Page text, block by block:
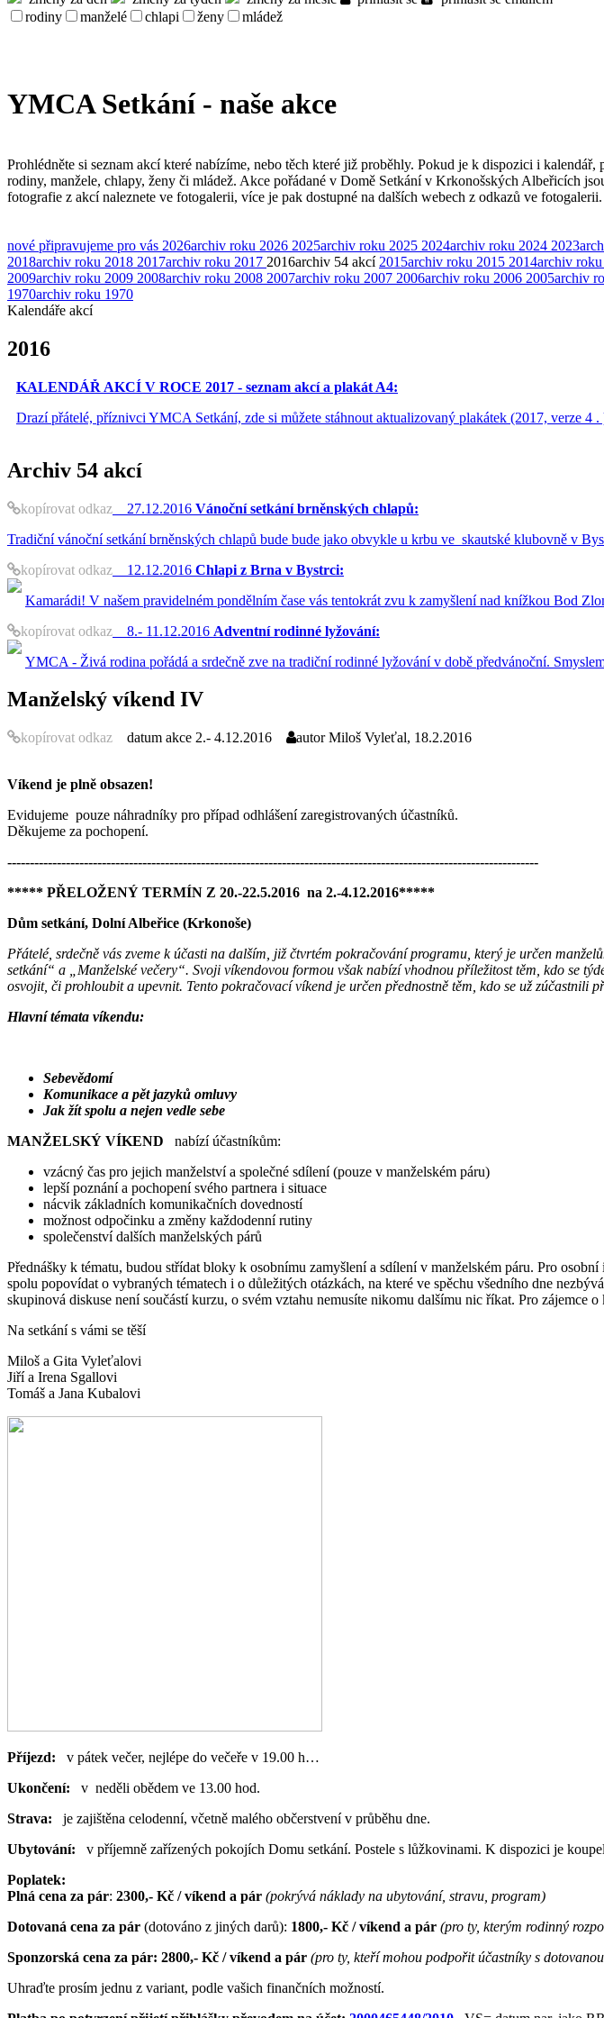
rodiny
manželé chlapi ženy mládež
YMCA Setkání - naše akce
Prohlédněte si seznam akcí které nabízíme, nebo těch které již proběhly. Pokud je k dispozici i
rodiny, manžele, chlapy, ženy či mládež. Akce pořádané v Domě Setkání v Krkonošských Albeřicích
fotografie z akcí naleznete ve fotogalerii, více je pak dostupné na dalších webech z odkazů ve fotogalerii.
nové připravujeme pro vás 2026archiv roku 2026 2025archiv roku 2025 2024archiv roku 2024 2023
2018archiv roku 2018 2017archiv roku 2017 2016archiv 54 akcí 2015archiv roku 2015 2014archiv
2009archiv roku 2009 2008archiv roku 2008 2007archiv roku 2007 2006archiv roku 2006 2005archiv
1970archiv roku 1970
Kalendáře akcí
2016
KALENDÁŘ AKCÍ V ROCE 2017 - seznam akcí a plakát A4:
Drazí přátelé, příznivci YMCA Setkání, zde si můžete stáhnout aktualizovaný plakátek (2017, verze
Archiv 54 akcí
kopírovat odkaz 27.12.2016 Vánoční setkání brněnských chlapů:
Tradiční vánoční setkání brněnských chlapů bude bude jako obvykle u krbu ve skautské klubovně v
kopírovat odkaz 12.12.2016 Chlapi z Brna v Bystrci:
Kamarádi! V našem pravidelném pondělním čase vás tentokrát zvu k zamyšlení nad knížkou Bod
kopírovat odkaz 8.- 11.12.2016 Adventní rodinné lyžování:
YMCA - Živá rodina pořádá a srdečně zve na tradiční rodinné lyžování v době předvánoční.
Manželský víkend IV
kopírovat odkaz datum akce 2.- 4.12.2016 autorMiloš Vyleťal, 18.2.2016
Víkend je plně obsazen!
Evidujeme pouze náhradníky pro případ odhlášení zaregistrovaných účastníků.
Děkujeme za pochopení.
----------------------------------------------------------------------------------------------------------------------
***** PŘELOŽENÝ TERMÍN Z 20.-22.5.2016 na 2.-4.12.2016*****
Dům setkání, Dolní Albeřice (Krkonoše)
Přátelé, srdečně vás zveme k účasti na dalším, již čtvrtém pokračování programu, který je určen
setkání“ a „Manželské večery“. Svoji víkendovou formou však nabízí vhodnou příležitost těm, kdo se
osvojit, či prohloubit a upevnit. Tento pokračovací víkend je určen přednostně těm, kdo se už zúčastnili
Hlavní témata víkendu:
Sebevědomí
Komunikace a pět jazyků omluvy
Jak žít spolu a nejen vedle sebe
MANŽELSKÝ VÍKEND
nabízí účastníkům:
vzácný čas pro jejich manželství a společné sdílení (pouze v manželském páru)
lepší poznání a pochopení svého partnera i situace
nácvik základních komunikačních dovedností
možnost odpočinku a změny každodenní rutiny
společenství dalších manželských párů
Přednášky k tématu, budou střídat bloky k osobnímu zamyšlení a sdílení v manželském páru. Pro
spolu popovídat o vybraných tématech i o důležitých otázkách, na které ve spěchu všedního dne
skupinová diskuse není součástí kurzu, o svém vztahu nemusíte nikomu dalšímu nic říkat. Pro zájemce
Na setkání s vámi se těší
Miloš a Gita Vyleťalovi
Jiří a Irena Sgallovi
Tomáš a Jana Kubalovi
Příjezd:
v pátek večer, nejlépe do večeře v 19.00 h…
Ukončení:
v neděli obědem ve 13.00 hod.
Strava:
je zajištěna celodenní, včetně malého občerstvení v průběhu dne.
Ubytování:
v příjemně zařízených pokojích Domu setkání. Postele s lůžkovinami. K dispozici je
Poplatek:
Plná cena za pár: 2300,- Kč / víkend a pár (pokrývá náklady na ubytování, stravu, program)
Dotovaná cena za pár (dotováno z jiných darů): 1800,- Kč / víkend a pár (pro ty, kterým rodinný
Sponzorská cena za pár: 2800,- Kč / víkend a pár (pro ty, kteří mohou podpořit účastníky s
Uhraďte prosím jednu z variant, podle vašich finančních možností.